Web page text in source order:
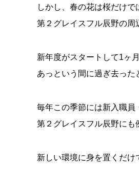
しかし、春の花は桜だけで
第２グレイスフル辰野の周
新年度がスタートして1ヶ
あっという間に過ぎ去った
毎年この季節には新入職員
第２グレイスフル辰野にも
新しい環境に身を置くだけ